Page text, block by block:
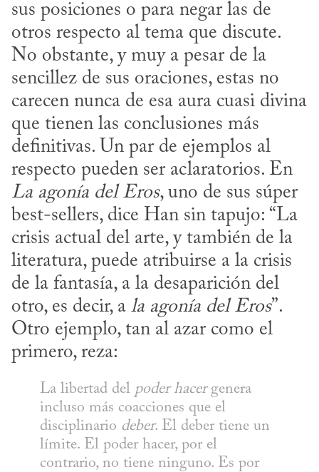
sus posiciones o para negar las de
otros respecto al tema que discute.
No obstante, y muy a pesar de la
sencillez de sus oraciones, estas no
carecen nunca de esa aura cuasi divina
que tienen las conclusiones más
definitivas. Un par de ejemplos al
La agonía del Eros, uno de sus súper
best-sellers, dice Han sin tapujo: “La
crisis actual del arte, y también de la
literatura, puede atribuirse a la crisis
de la fantasía, a la desaparición del
otro, es decir, a la agonía del Eros”.
Otro ejemplo, tan al azar como el
primero, reza:
La libertad del poder hacer genera
incluso más coacciones que el
disciplinario deber. El deber tiene un
límite. El poder hacer, por el
contrario, no tiene ninguno. Es por